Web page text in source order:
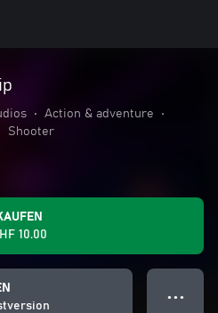
• Action & adventure
•
Shooter
10.00
● ● ●